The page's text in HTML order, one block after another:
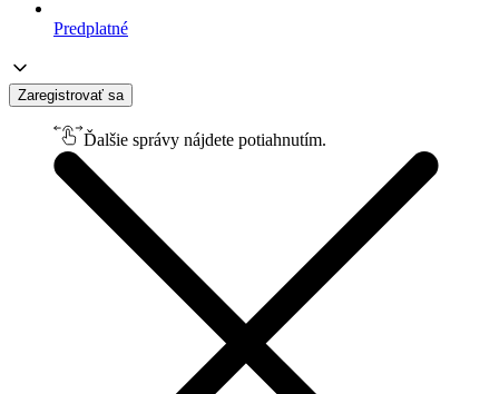
Predplatné
Zaregistrovať sa
Ďalšie správy nájdete potiahnutím.